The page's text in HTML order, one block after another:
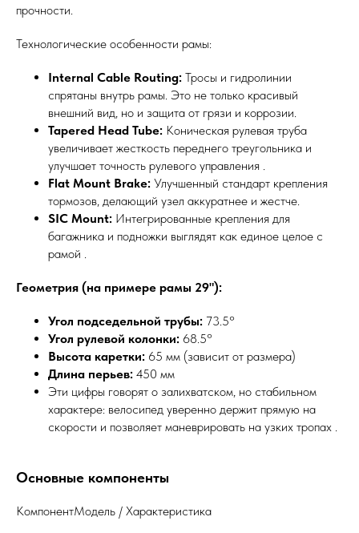
прочности.
Технологические особенности рамы:
Internal Cable Routing: Тросы и гидролинии
спрятаны внутрь рамы. Это не только красивый
внешний вид, но и защита от грязи и коррозии.
Tapered Head Tube: Коническая рулевая труба
увеличивает жесткость переднего треугольника и
улучшает точность рулевого управления .
Flat Mount Brake: Улучшенный стандарт крепления
тормозов, делающий узел аккуратнее и жестче.
SIC Mount: Интегрированные крепления для
багажника и подножки выглядят как единое целое с
рамой .
Геометрия (на примере рамы 29"):
Угол подседельной трубы: 73.5°
Угол рулевой колонки: 68.5°
Высота каретки: 65 мм (зависит от размера)
Длина перьев: 450 мм
Эти цифры говорят о залихватском, но стабильном
характере: велосипед уверенно держит прямую на
скорости и позволяет маневрировать на узких тропах .
Основные компоненты
КомпонентМодель / Характеристика